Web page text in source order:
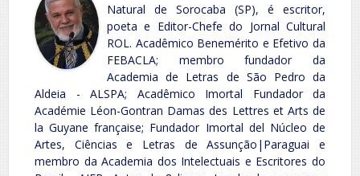
Natural de Sorocaba (SP), é escritor,
poeta e Editor-Chefe do Jornal Cultural
ROL. Acadêmico Benemérito e Efetivo da
FEBACLA; membro fundador da
Academia de Letras de São Pedro da
Aldeia - ALSPA; Acadêmico Imortal Fundador da
Académie Léon-Gontran Damas des Lettres et Arts de
la Guyane française; Fundador Imortal del Núcleo de
Artes, Ciências e Letras de Assunção|Paraguai e
membro da Academia dos Intelectuais e Escritores do